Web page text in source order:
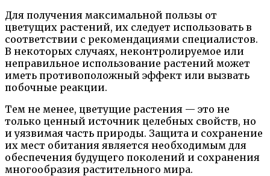
Для получения максимальной пользы от
цветущих растений, их следует использовать в
соответствии с рекомендациями специалистов.
В некоторых случаях, неконтролируемое или
неправильное использование растений может
иметь противоположный эффект или вызвать
побочные реакции.
Тем не менее, цветущие растения — это не
только ценный источник целебных свойств, но
и уязвимая часть природы. Защита и сохранение
их мест обитания является необходимым для
обеспечения будущего поколений и сохранения
многообразия растительного мира.